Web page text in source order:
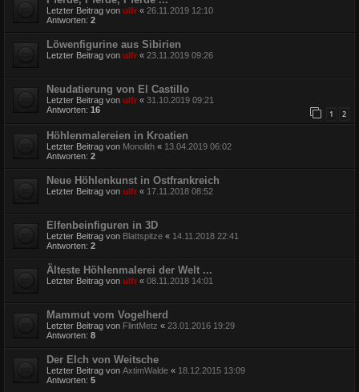
Letzter Beitrag von ulfr « 26.11.2019 12:10
Antworten: 2
Löwenfigurine aus Sibirien
Letzter Beitrag von ulfr « 23.11.2019 09:26
Neudatierung von El Castillo
Letzter Beitrag von ulfr « 31.10.2019 09:21
Antworten: 16 1 2
Höhlenmalereien in Kroatien
Letzter Beitrag von Monolith « 13.04.2019 06:02
Antworten: 2
Neue Höhlenkunst in Ostfrankreich
Letzter Beitrag von ulfr « 17.11.2018 08:52
Elfenbeinfiguren in 3D
Letzter Beitrag von Blattspitze « 14.11.2018 22:41
Antworten: 2
Älteste Höhlenmalerei der Welt ...
Letzter Beitrag von ulfr « 08.11.2018 14:01
Mammut vom Vogelherd
Letzter Beitrag von FlintMetz « 23.01.2016 19:29
Antworten: 8
Der Elch von Weitsche
Letzter Beitrag von AxtimWalde « 18.12.2015 13:09
Antworten: 5